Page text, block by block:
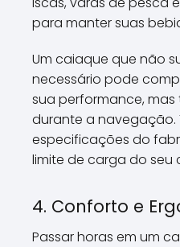
para manter suas
Um caiaque que não
necessário pode
sua performance,
durante a navegação.
especificações do
limite de carga do seu
4. Conforto e
Passar horas em um